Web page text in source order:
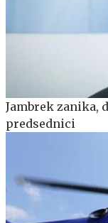
Jambrek zanika,
predsednici